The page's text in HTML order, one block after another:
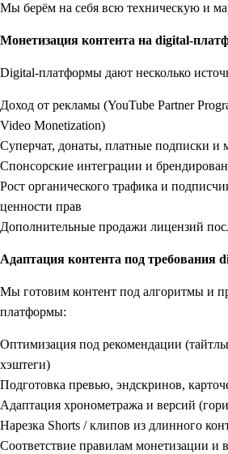
Мы берём на себя всю техническую и
Монетизация контента на digital-
Digital-платформы дают несколько
Доход от рекламы (YouTube Partner
Video Monetization)
Суперчат, донаты, платные подписки и
Спонсорские интеграции и
Рост органического трафика и
ценности прав
Дополнительные продажи лицензий
Адаптация контента под требования
Мы готовим контент под алгоритмы и
платформы:
Оптимизация под рекомендации
хэштеги)
Подготовка превью, эндскринов,
Адаптация хронометража и версий
Нарезка Shorts / клипов из длинного
Соответствие правилам монетизации и